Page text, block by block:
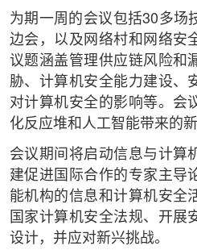
为期一周的会议包括30多场
边会，以及网络村和网络安
议题涵盖管理供应链风险和
胁、计算机安全能力建设、
对计算机安全的影响等。会
化反应堆和人工智能带来的新
会议期间将启动信息与计算
建促进国际合作的专家主导
能机构的信息和计算机安全
国家计算机安全法规、开展
设计，并应对新兴挑战。